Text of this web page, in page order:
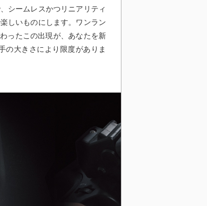
シームレスかつリニアリティ
しいものにします。ワンラン
ったこの出現が、あなたを新
の大きさにより限度がありま